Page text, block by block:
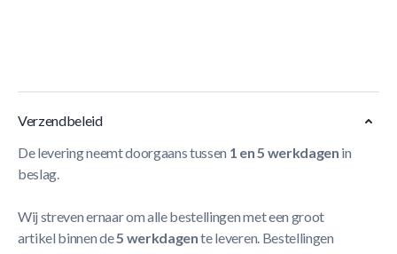
Verzendbeleid
De levering neemt doorgaans tussen 1 en 5 werkdagen in
beslag.
Wij streven ernaar om alle bestellingen met een groot
artikel binnen de5 werkdagente leveren. Bestellingen